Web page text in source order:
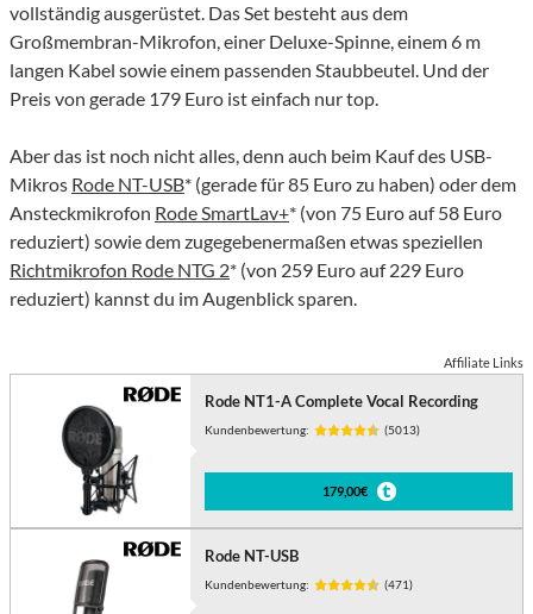
vollständig ausgerüstet. Das Set besteht aus dem
Großmembran-Mikrofon, einer Deluxe-Spinne, einem 6 m
langen Kabel sowie einem passenden Staubbeutel. Und der
Preis von gerade 179 Euro ist einfach nur top.
Aber das ist noch nicht alles, denn auch beim Kauf des USB-
Mikros Rode NT-USB* (gerade für 85 Euro zu haben) oder dem
Ansteckmikrofon Rode SmartLav+* (von 75 Euro auf 58 Euro
reduziert) sowie dem zugegebenermaßen etwas speziellen
Richtmikrofon Rode NTG 2* (von 259 Euro auf 229 Euro
reduziert) kannst du im Augenblick sparen.
Affiliate Links
Rode NT1-A Complete Vocal Recording
Kundenbewertung: (5013)
179,00€
Rode NT-USB
Kundenbewertung: (471)